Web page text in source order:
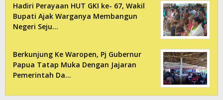
Hadiri Perayaan HUT GKI ke- 67, Wakil
Bupati Ajak Warganya Membangun
Negeri Seju…
Berkunjung Ke Waropen, Pj Gubernur
Papua Tatap Muka Dengan Jajaran
Pemerintah Da…